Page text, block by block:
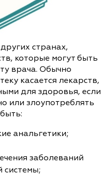
странах,
которые могут быть
врача. Обычно
касается лекарств,
для здоровья, если
или злоупотреблять
анальгетики;
заболеваний
системы;